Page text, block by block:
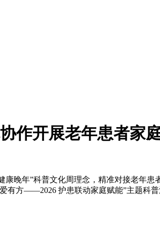
作开展老年患者家
年”科普文化周理念，精准对接老年患
有方——2026 护患联动家庭赋能”主题科